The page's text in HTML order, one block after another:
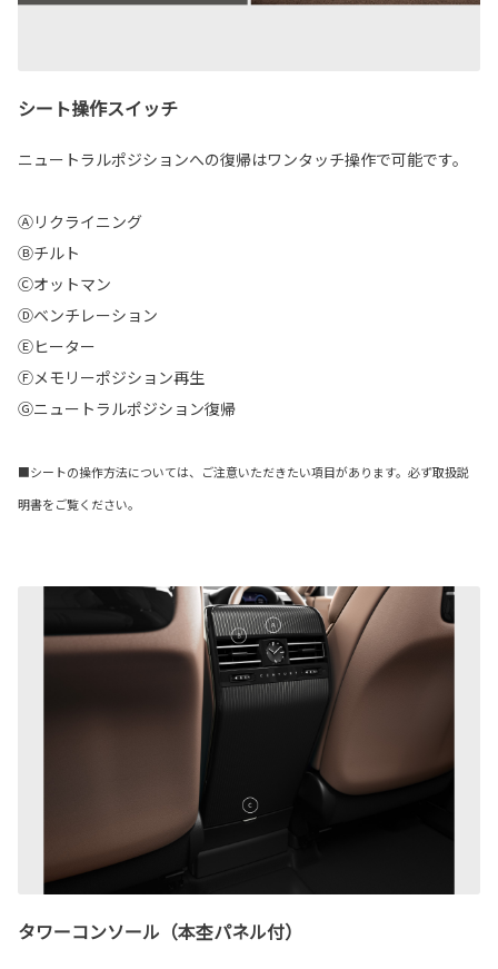
シート操作スイッチ
ニュートラルポジションへの復帰はワンタッチ操作で可能です。
Ⓐリクライニング
Ⓑチルト
Ⓒオットマン
Ⓓベンチレーション
Ⓔヒーター
Ⓕメモリーポジション再生
Ⓖニュートラルポジション復帰
■シートの操作方法については、ご注意いただきたい項目があります。必ず取扱説
明書をご覧ください。
タワーコンソール（本杢パネル付）